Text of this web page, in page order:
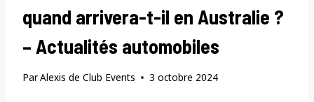
quand arrivera-t-il en Australie ?
– Actualités automobiles
ParAlexis de Club Events 3 octobre 2024